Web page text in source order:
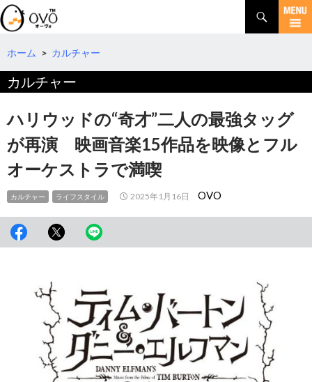
検
索
コ
テ
ツ
へ
動
ホーム > カルチャー
カルチャー
ハリウッドの“奇才”二人の最強タッグ
が再演 映画音楽15作品を映像とフル
オーケストラで満喫
カルチャー ライフスタイル 2025年1月16日 OVO